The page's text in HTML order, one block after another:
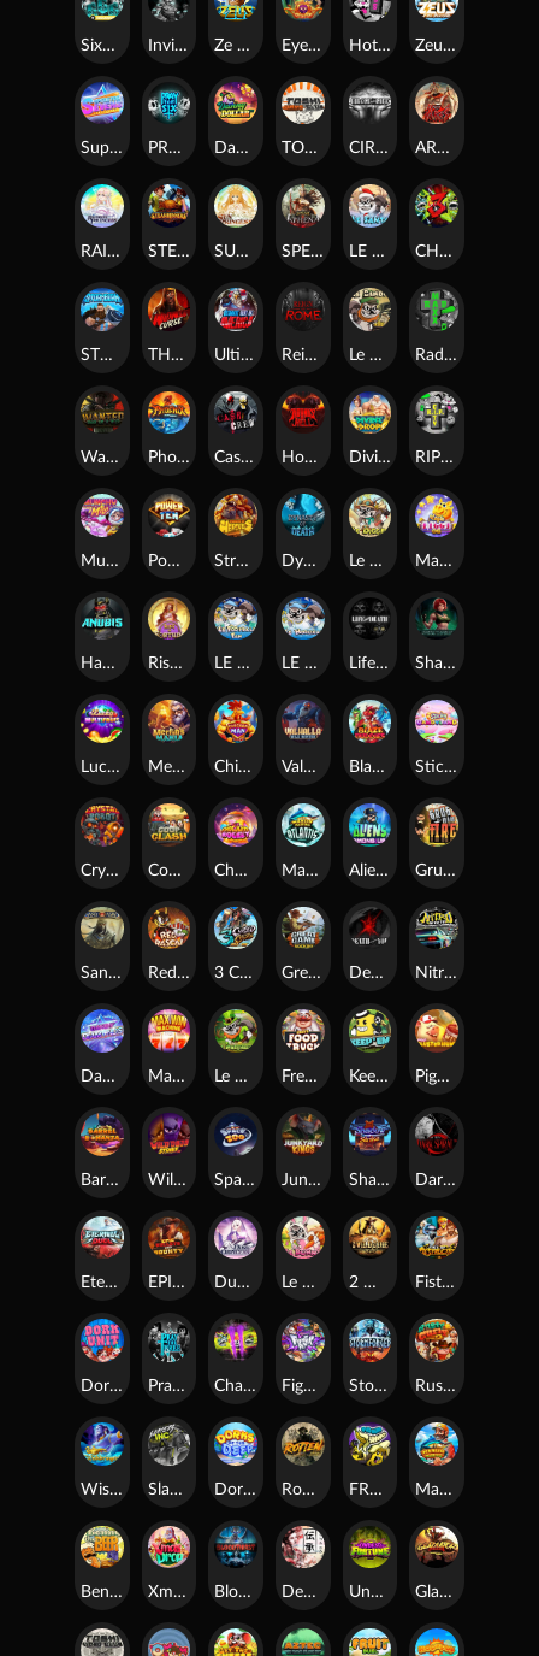
SixSixSix Invictus Ze Zeus Eye of Medusa Hot Ross Zeus Ze Zecond
Superstar Sevens PRAY FOR SIX Danny Dollar TOSHI WAYS CLUB CIRCLE OF LIFE ARMY OF ARES
RAINBOW PRINCESS STEAMRUNNERS SUN PRINCESS SPEAR OF ATHENA LE SANTA CHAOS CREW 3
STORMBORN THE WILDWOOD CURSE Ultimate Slot of America Reign of Rome Le Bandit Rad Maxx
Wanted Dead or a Wild Phoenix Cash Crew Hounds Of Hell Divine Drop RIP City
Munchy Milo Power of 10 Strength Of Hercules Dynasty of Death Le Digger Magic Piggy OG
Hand of Anubis Rise of Fortuna LE FOOTBALL FAN LE HOOLIGAN Life and Death Shadow Treasure
Lucky Multifruit Merlin's Mania Chicken Man Valhalla: Wild Winter Blaze Buddies Sticky Candyland
Crystal Robot Coop Clash Chocolate Rocket Marlin Masters Atlantis Aliens Among Us Grug Make Fire
Sand and Ashes Red Rascal™ 3 Cursed Chests™ Great Game Rockies Death Becomes You Nitro Nights
Dandy Diamonds Max Win Machine Le Prechaun Fred's Food Truck Keep 'em Piggy Cluster Hunt
Barrel Bonanza Wild Dojo Strike Space Zoo Junkyard Kings Shadow Strike Dark Spiral
Eternal Duel EPIC BULLETS & BOUNTY Dusk Princess Le Bunny 2 Wild 2 Die Fist Of Destruction
Dork Unit Pray for Three Chaos Crew 2 Fighter Pit Stormforged Rusty & Curly
Wishbringer Slayers Inc Dorks of The Deep Rotten FRKN Bananas Marlin Master
Benny The Beer Xmas Drop Bloodthirst Densho Undead Fortune Gladiator Legends